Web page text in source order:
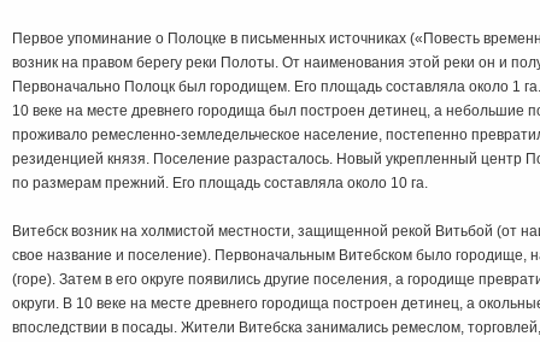
Первое упоминание о Полоцке в письменных источниках («Повесть
возник на правом берегу реки Полоты. От наименования этой реки он и
Первоначально Полоцк был городищем. Его площадь составляла около 1
10 веке на месте древнего городища был построен детинец, а небольшие
проживало ремесленно-земледельческое население, постепенно
резиденцией князя. Поселение разрасталось. Новый укрепленный центр
по размерам прежний. Его площадь составляла около 10 га.
Витебск возник на холмистой местности, защищенной рекой Витьбой (от
свое название и поселение). Первоначальным Витебском было городище,
(горе). Затем в его округе появились другие поселения, а городище
округи. В 10 веке на месте древнего городища построен детинец, а
впоследствии в посады. Жители Витебска занимались ремеслом,